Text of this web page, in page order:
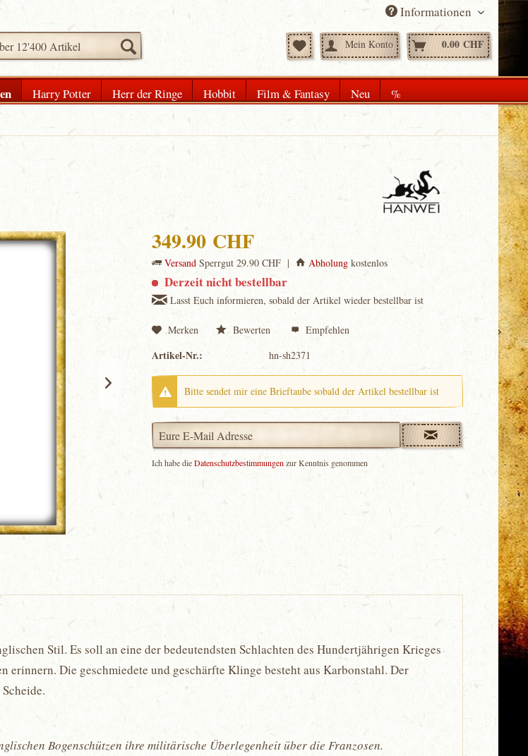
Informationen
Mein Konto 0.00 CHF
Harry Potter Herr der Ringe Hobbit Film & Fantasy Neu %
349.90 CHF
Versand Sperrgut 29.90 CHF | Abholung kostenlos
Derzeit nicht bestellbar
Lasst Euch informieren, sobald der Artikel wieder bestellbar ist
Merken Bewerten Empfehlen
Artikel-Nr.: hn-sh2371
Bitte sendet mir eine Brieftaube sobald der Artikel bestellbar ist
Ich habe dieDatenschutzbestimmungenzur Kenntnis genommen
Stil. Es soll an eine der bedeutendsten Schlachten des Hundertjährigen Krieges
erinnern. Die geschmiedete und geschärfte Klinge besteht aus Karbonstahl. Der
Bogenschützen ihre militärische Überlegenheit über die Franzosen.